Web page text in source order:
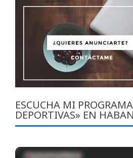
ESCUCHA MI
DEPORTIVAS» EN